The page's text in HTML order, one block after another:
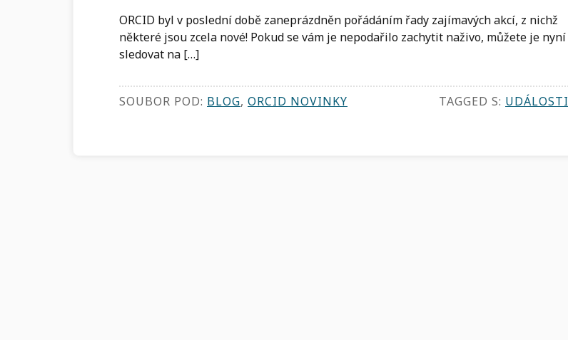
ORCID byl v poslední době zaneprázdněn pořádáním řady zajímavých akcí, z nichž
některé jsou zcela nové! Pokud se vám je nepodařilo zachytit naživo, můžete je nyní
sledovat na […]
SOUBOR POD: BLOG, ORCID NOVINKY TAGGED S: UDÁLOSTI